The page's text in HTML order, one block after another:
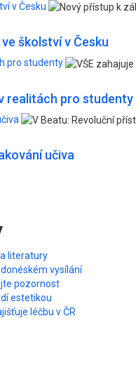
v Česku
školství v Česku
pro studenty
realitách pro studenty
učiva
a literatury
vysílání
pozornost
estetikou
léčbu v ČR